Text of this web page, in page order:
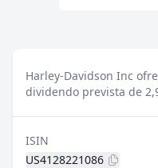
Harley-Davidson Inc
dividendo prevista de
ISIN
US4128221086